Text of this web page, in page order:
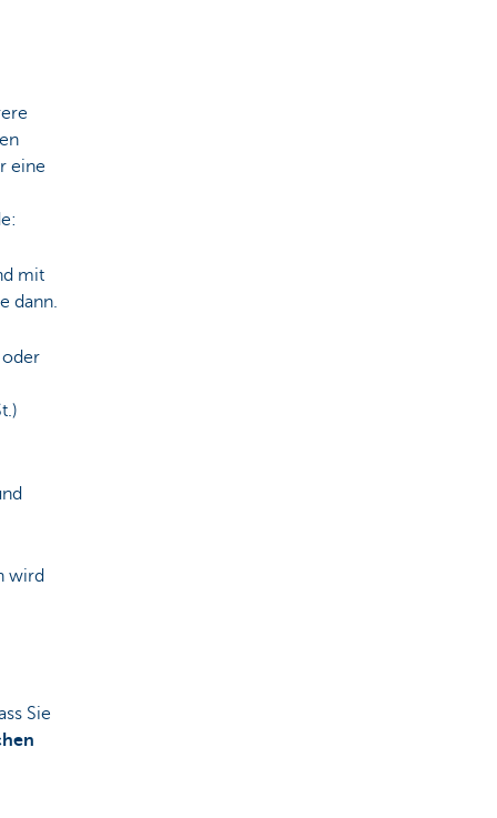
eine
mit
dann.
wird
Sie